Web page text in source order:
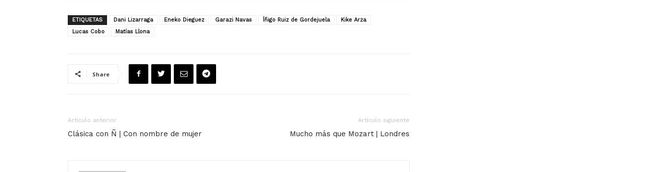
ETIQUETAS Dani Lizarraga Eneko Dieguez Garazi Navas Íñigo Ruiz de Gordejuela
Kike Arza
Lucas Cobo
Matías Llona
Share
Artículo anterior
Clásica con Ñ | Con nombre de mujer
Artículo siguiente
Mucho más que Mozart | Londres